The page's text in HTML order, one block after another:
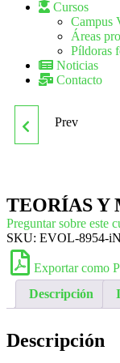
Cursos
Campus
Áreas
Píldoras
Noticias
Contacto
Prev
TEORÍAS Y
Preguntar sobre este
SKU: EVOL-8954-
Exportar como
Descripción
Descripción